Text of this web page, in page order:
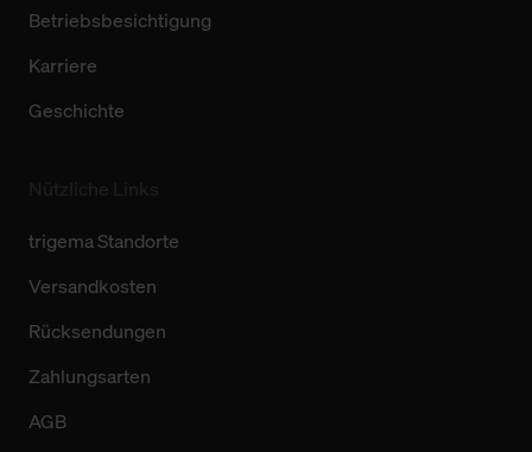
Betriebsbesichtigung
Karriere
Geschichte
trigema Standorte
Versandkosten
Rücksendungen
Zahlungsarten
AGB